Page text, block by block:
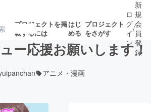
プロジェクトを掲
載するには
はじ
める
プロジェクト
をさがす
ロ
グ
イ
ン
/
新
規
会
員
登
録
ー応援お願いします！
アニメ・漫画